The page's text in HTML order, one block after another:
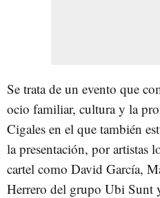
Se trata de un evento que
ocio familiar, cultura y la
Cigales en el que también
la presentación, por artistas
cartel como David García,
Herrero del grupo Ubi Sunt